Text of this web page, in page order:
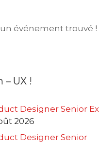
événement trouvé !
– UX !
Designer Senior
2026
Designer Senior